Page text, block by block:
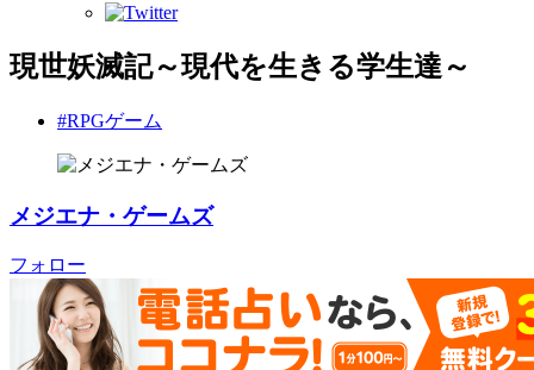
現世妖滅記～現代を生きる学生達～
#RPGゲーム
メジエナ・ゲームズ
フォロー